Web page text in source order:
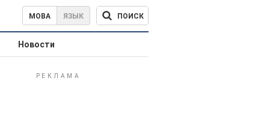
МОВА ЯЗЫК ПОИСК
Новости